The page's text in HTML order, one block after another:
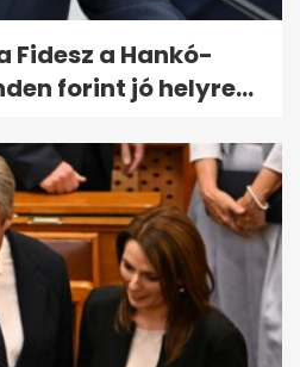
Fidesz a Hankó-
forint jó helyre...